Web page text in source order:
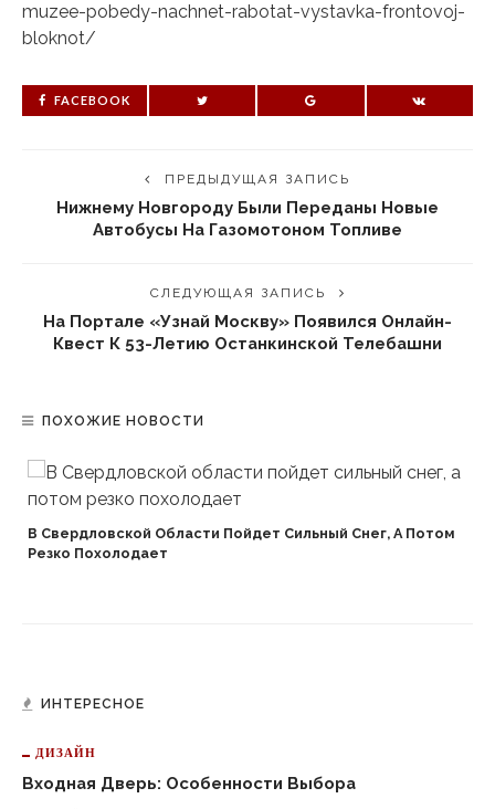
muzee-pobedy-nachnet-rabotat-vystavka-frontovoj-
bloknot/
FACEBOOK
ПРЕДЫДУЩАЯ ЗАПИСЬ
Нижнему Новгороду Были Переданы Новые
Автобусы На Газомотоном Топливе
СЛЕДУЮЩАЯ ЗАПИСЬ
На Портале «Узнай Москву» Появился Онлайн-
Квест К 53-Летию Останкинской Телебашни
ПОХОЖИЕ НОВОСТИ
В Свердловской Области Пойдет Сильный Снег, А Потом
Резко Похолодает
ИНТЕРЕСНОЕ
ДИЗАЙН
Входная Дверь: Особенности Выбора